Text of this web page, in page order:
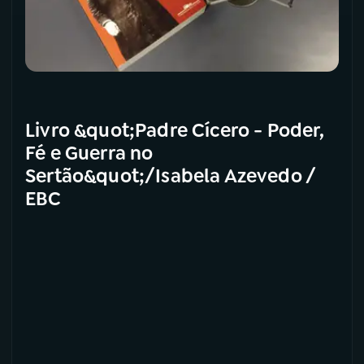
Livro &quot;Padre Cícero - Poder,
Fé e Guerra no
Sertão&quot;/Isabela Azevedo /
EBC